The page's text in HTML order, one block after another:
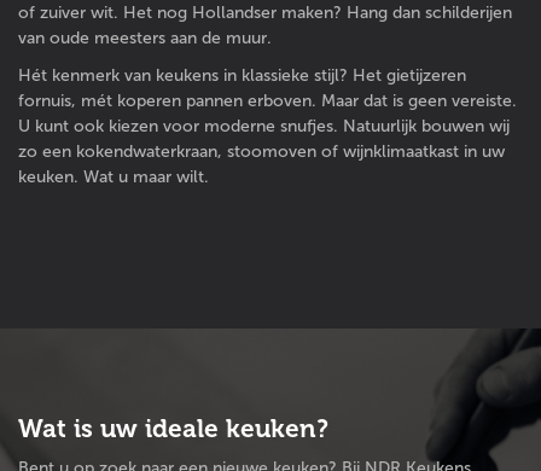
of zuiver wit. Het nog Hollandser maken? Hang dan schilderijen
van oude meesters aan de muur.
Hét kenmerk van keukens in klassieke stijl? Het gietijzeren
fornuis, mét koperen pannen erboven. Maar dat is geen vereiste.
U kunt ook kiezen voor moderne snufjes. Natuurlijk bouwen wij
zo een kokendwaterkraan, stoomoven of wijnklimaatkast in uw
keuken. Wat u maar wilt.
Wat is uw ideale keuken?